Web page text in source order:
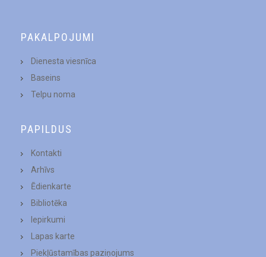
PAKALPOJUMI
Dienesta viesnīca
Baseins
Telpu noma
PAPILDUS
Kontakti
Arhīvs
Ēdienkarte
Bibliotēka
Iepirkumi
Lapas karte
Piekļūstamības paziņojums